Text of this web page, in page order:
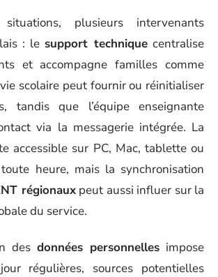
plusieurs intervenants
: le support techniquecentralise
et accompagne familles comme
scolaire peut fournir ou réinitialiser
tandis que l’équipe enseignante
via la messagerie intégrée. La
accessible sur PC, Mac, tablette ou
heure, mais la synchronisation
régionauxpeut aussi influer sur la
du service.
des données personnelles impose
régulières, sources potentielles